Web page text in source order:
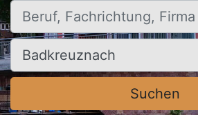
Beruf, Fachrichtung, Firma
Ort, Stadt
Suchen